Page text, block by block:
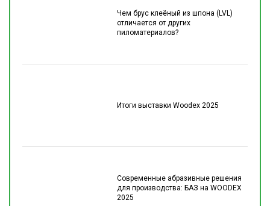
Чем брус клеёный из шпона (LVL)
отличается от других
пиломатериалов?
Итоги выставки Woodex 2025
Современные абразивные решения
для производства: БАЗ на WOODEX
2025